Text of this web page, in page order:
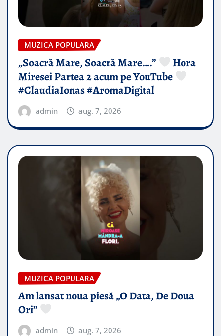
MUZICA POPULARA
„Soacră Mare, Soacră Mare….”
Hora
Miresei Partea 2 acum pe YouTube
#ClaudiaIonas #AromaDigital
admin aug. 7, 2026
MUZICA POPULARA
Am lansat noua piesă „O Data, De Doua
Ori”
admin aug. 7, 2026